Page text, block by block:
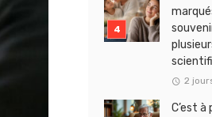
2
C’est à